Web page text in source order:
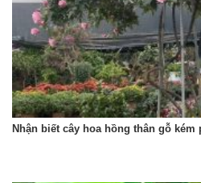
Nhận biết cây hoa hồng thân gỗ